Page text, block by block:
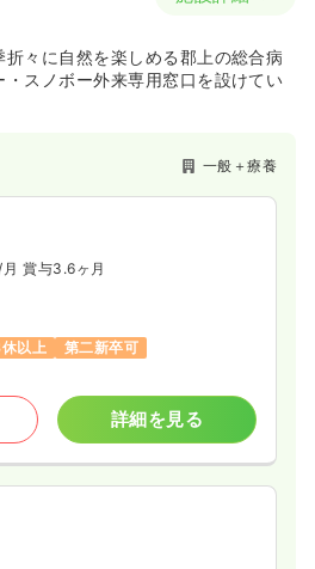
折々に自然を楽しめる郡上の総合病
スノボー外来専用窓口を設けてい
一般＋療養
/月 賞与3.6ヶ月
以上
第二新卒可
詳細を見る